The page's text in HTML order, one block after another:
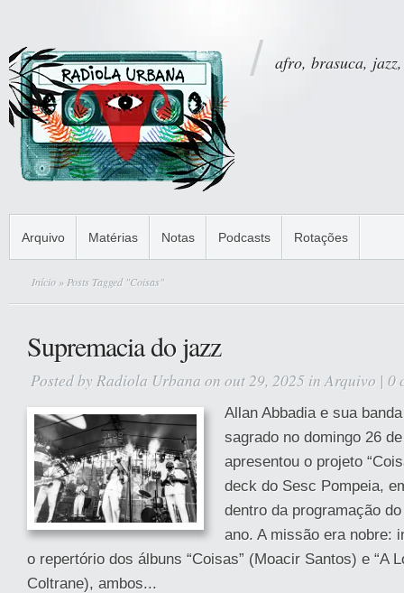
afro, brasuca,
Arquivo Matérias Notas Podcasts Rotações
Início » Posts Tagged "Coisas"
Supremacia do jazz
Posted by Radiola Urbana on out 29, 2025 inArquivo | 0
Allan Abbadia e sua
sagrado no domingo 26
apresentou o projeto
deck do Sesc Pompeia,
dentro da programação
ano. A missão era nobre:
o repertório dos álbuns “Coisas” (Moacir Santos) e “A
Coltrane), ambos...